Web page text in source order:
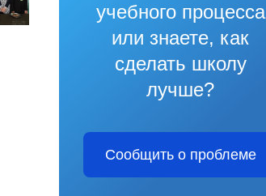
учебного процесса
или знаете, как
сделать школу
лучше?
Сообщить о проблеме